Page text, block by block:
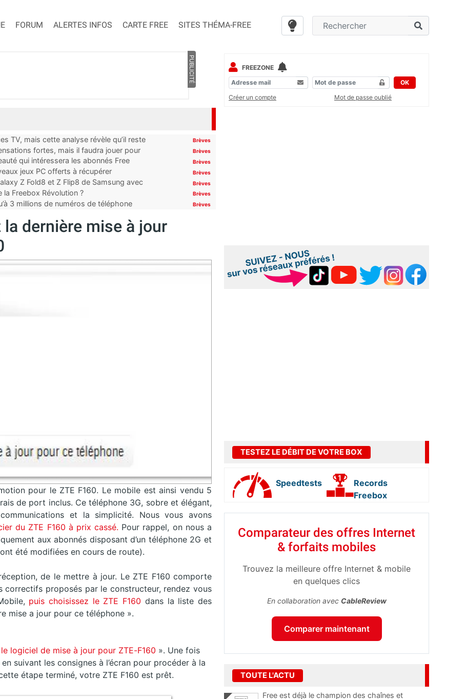
FORUM ALERTES INFOS CARTE FREE SITES THÉMA-FREE
PUBLICITÉ
TV, mais cette analyse révèle qu’il reste
Brèves
fortes, mais il faudra jouer pour
Brèves
qui intéressera les abonnés Free
Brèves
jeux PC offerts à récupérer Brèves
Z Fold8 et Z Flip8 de Samsung avec
Brèves
la Freebox Révolution ? Brèves
3 millions de numéros de téléphone
Brèves
dernière mise à jour
pour le ZTE F160. Le mobile est ainsi vendu 5
de port inclus. Ce téléphone 3G, sobre et élégant,
et la simplicité. Nous vous avons
du ZTE F160 à prix cassé. Pour rappel, on nous a
aux abonnés disposant d’un téléphone 2G et
été modifiées en cours de route).
de le mettre à jour. Le ZTE F160 comporte
correctifs proposés par le constructeur, rendez vous
puis choisissez le ZTE F160 dans la liste des
mise a jour pour ce téléphone ».
logiciel de mise à jour pour ZTE-F160 ». Une fois
suivant les consignes à l’écran pour procéder à la
étape terminé, votre ZTE F160 est prêt.
FREEZONE
OK
Créer un compte
Mot de passe oublié
TESTEZ LE DÉBIT DE VOTRE BOX
Speedtests
Records
Freebox
Comparateur des offres Internet
& forfaits mobiles
Trouvez la meilleure offre Internet & mobile
en quelques clics
En collaboration avec CableReview
Comparer maintenant
TOUTE L'ACTU
Free est déjà le champion des chaînes et